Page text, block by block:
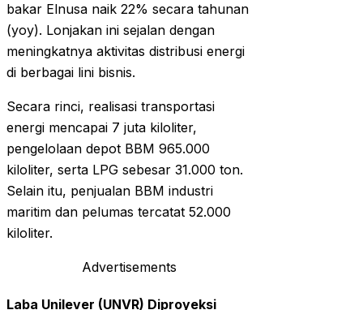
bakar Elnusa naik 22% secara tahunan
(yoy). Lonjakan ini sejalan dengan
meningkatnya aktivitas distribusi energi
di berbagai lini bisnis.
Secara rinci, realisasi transportasi
energi mencapai 7 juta kiloliter,
pengelolaan depot BBM 965.000
kiloliter, serta LPG sebesar 31.000 ton.
Selain itu, penjualan BBM industri
maritim dan pelumas tercatat 52.000
kiloliter.
Advertisements
Laba Unilever (UNVR) Diproyeksi